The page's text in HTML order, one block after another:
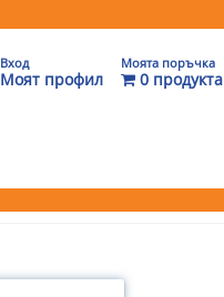
Вход
Моят профил
Моята поръчка
0 продукта